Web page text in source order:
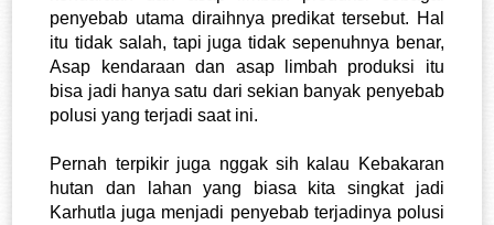
penyebab utama diraihnya predikat tersebut. Hal
itu tidak salah, tapi juga tidak sepenuhnya benar,
Asap kendaraan dan asap limbah produksi itu
bisa jadi hanya satu dari sekian banyak penyebab
polusi yang terjadi saat ini.
Pernah terpikir juga nggak sih kalau Kebakaran
hutan dan lahan yang biasa kita singkat jadi
Karhutla juga menjadi penyebab terjadinya polusi